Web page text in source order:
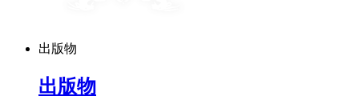
出版物
出版物